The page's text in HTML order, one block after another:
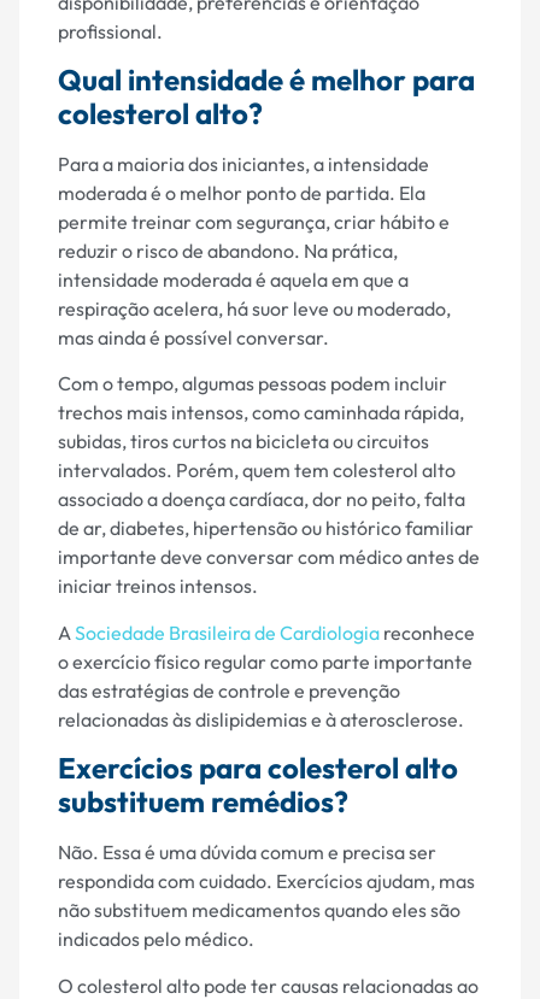
profissional.
Qual intensidade é melhor para
colesterol alto?
Para a maioria dos iniciantes, a intensidade
moderada é o melhor ponto de partida. Ela
permite treinar com segurança, criar hábito e
reduzir o risco de abandono. Na prática,
intensidade moderada é aquela em que a
respiração acelera, há suor leve ou moderado,
mas ainda é possível conversar.
Com o tempo, algumas pessoas podem incluir
trechos mais intensos, como caminhada rápida,
subidas, tiros curtos na bicicleta ou circuitos
intervalados. Porém, quem tem colesterol alto
associado a doença cardíaca, dor no peito, falta
de ar, diabetes, hipertensão ou histórico familiar
importante deve conversar com médico antes de
iniciar treinos intensos.
A Sociedade Brasileira de Cardiologia reconhece
o exercício físico regular como parte importante
das estratégias de controle e prevenção
relacionadas às dislipidemias e à aterosclerose.
Exercícios para colesterol alto
substituem remédios?
Não. Essa é uma dúvida comum e precisa ser
respondida com cuidado. Exercícios ajudam, mas
não substituem medicamentos quando eles são
indicados pelo médico.
O colesterol alto pode ter causas relacionadas ao